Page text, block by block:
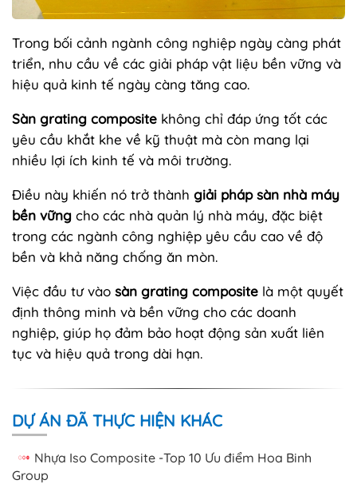
Trong bối cảnh ngành công nghiệp ngày càng phát
triển, nhu cầu về các giải pháp vật liệu bền vững và
hiệu quả kinh tế ngày càng tăng cao.
Sàn grating composite không chỉ đáp ứng tốt các
yêu cầu khắt khe về kỹ thuật mà còn mang lại
nhiều lợi ích kinh tế và môi trường.
Điều này khiến nó trở thành giải pháp sàn nhà máy
bền vững cho các nhà quản lý nhà máy, đặc biệt
trong các ngành công nghiệp yêu cầu cao về độ
bền và khả năng chống ăn mòn.
Việc đầu tư vào sàn grating composite là một quyết
định thông minh và bền vững cho các doanh
nghiệp, giúp họ đảm bảo hoạt động sản xuất liên
tục và hiệu quả trong dài hạn.
DỰ ÁN ĐÃ THỰC HIỆN KHÁC
Nhựa Iso Composite -Top 10 Ưu điểm Hoa Binh
Group